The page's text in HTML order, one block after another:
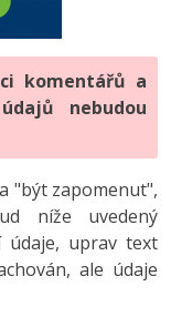
komentářů a
nebudou
"být zapomenut",
níže uvedený
údaje, uprav text
ale údaje